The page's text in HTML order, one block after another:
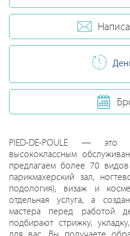
PIED-DE-POULE —
высококлассным
предлагаем более 70
парикмахерский зал,
подология), визаж и
отдельная услуга, а
мастера перед работой
подбирают стрижку,
для вас. Вы получаете